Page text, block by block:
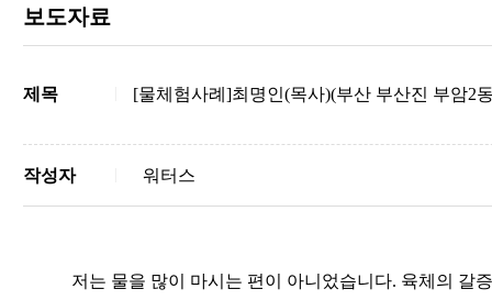
보도자료
제목 [물체험사례]최명인(목사)(부산 부산진 부암2
작성자 워터스
저는 물을 많이 마시는 편이 아니었습니다. 육체의 갈